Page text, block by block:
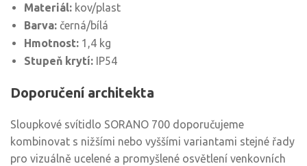
Materiál: kov/plast
Barva: černá/bílá
Hmotnost: 1,4 kg
Stupeň krytí: IP54
Doporučení architekta
Sloupkové svítidlo SORANO 700 doporučujeme
kombinovat s nižšími nebo vyššími variantami stejné řady
pro vizuálně ucelené a promyšlené osvětlení venkovních